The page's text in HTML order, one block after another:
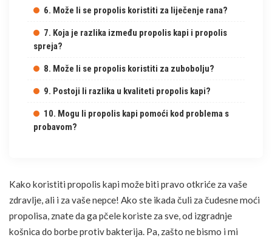
6. Može li se propolis koristiti za liječenje rana?
7. Koja je razlika između propolis kapi i propolis
spreja?
8. Može li se propolis koristiti za zubobolju?
9. Postoji li razlika u kvaliteti propolis kapi?
10. Mogu li propolis kapi pomoći kod problema s
probavom?
Kako koristiti propolis kapi može biti pravo otkriće za vaše
zdravlje, ali i za vaše nepce! Ako ste ikada čuli za čudesne moći
propolisa, znate da ga pčele koriste za sve, od izgradnje
košnica do borbe protiv bakterija. Pa, zašto ne bismo i mi